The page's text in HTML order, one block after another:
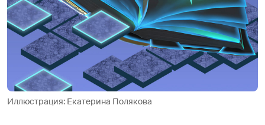
Иллюстрация: Екатерина Полякова